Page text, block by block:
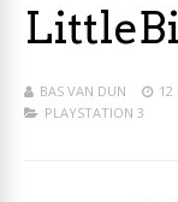
BAS VAN DUN 12
PLAYSTATION 3